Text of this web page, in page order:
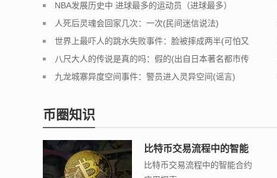
NBA发展历史中 进球最多的运动员（进球最多）
人死后灵魂会回家几次：一次(民间迷信说法)
世界上最吓人的跳水失败事件：脸被摔成两半(可怕又
吓人)
八尺大人的传说是真的吗：假的(出自日本著名都市传
说)
九龙城寨异度空间事件：警员进入灵异空间(谣言)
币圈知识
比特币交易流程中的智能
合约应用探索
比特币交易流程中的智能合约